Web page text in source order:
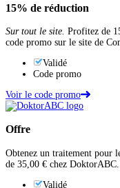
15% de réduction
Sur tout le site. Profitez de
code promo sur le site de
Validé
Code promo
Voir le code promo
Offre
Obtenez un traitement pour
de 35,00 € chez DoktorABC.
Validé